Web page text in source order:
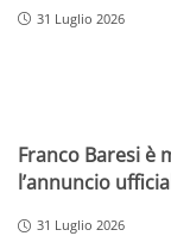
31 Luglio 2026
Franco Baresi è
l’annuncio
31 Luglio 2026